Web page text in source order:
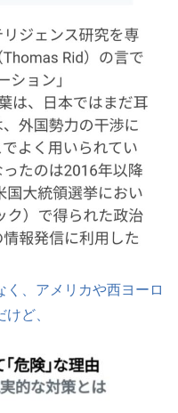
く、アメリカや西ヨーロ
ど、